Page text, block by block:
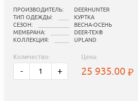
ПРОИЗВОДИТЕЛЬ:
DEERHUNTER
ТИП ОДЕЖДЫ:
КУРТКА
СЕЗОН:
ВЕСНА-ОСЕНЬ
МЕМБРАНА:
DEER-TEX®
КОЛЛЕКЦИЯ:
UPLAND
Количество:
- +
Цена:
25 935.00